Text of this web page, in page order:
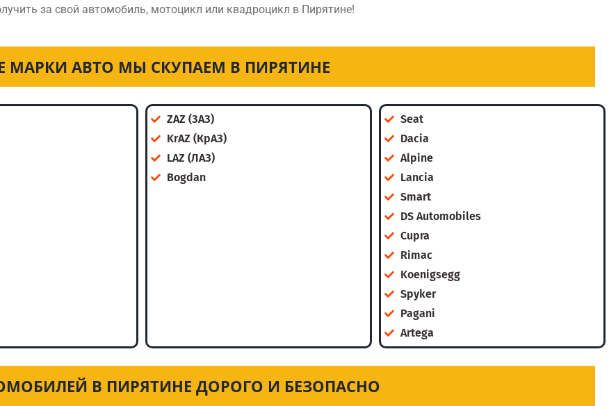
за свой автомобиль, мотоцикл или квадроцикл в Пирятине!
МАРКИ АВТО МЫ СКУПАЕМ В ПИРЯТИНЕ
ZAZ (ЗАЗ)
KrAZ (КрАЗ)
LAZ (ЛАЗ)
Bogdan
Seat
Dacia
Alpine
Lancia
Smart
DS Automobiles
Cupra
Rimac
Koenigsegg
Spyker
Pagani
Artega
В ПИРЯТИНЕ ДОРОГО И БЕЗОПАСНО